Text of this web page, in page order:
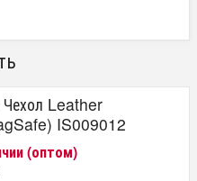
Leather
IS009012
(оптом)